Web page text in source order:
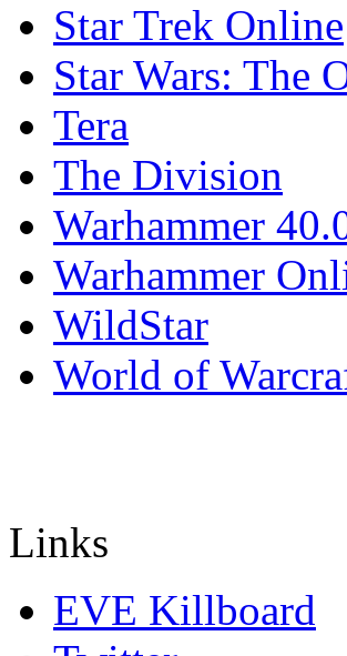
Star Trek Online
Star Wars: The
Tera
The Division
Warhammer
Warhammer
WildStar
World of
Links
EVE Killboard